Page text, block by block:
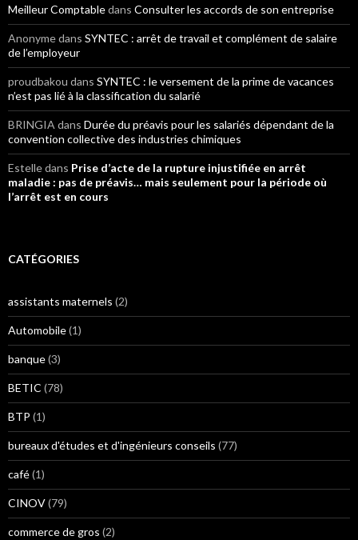
Meilleur Comptabledans Consulter les accords de son entreprise
Anonymedans SYNTEC : arrêt de travail et complément de salaire
de l’employeur
proudbakou dans SYNTEC : le versement de la prime de vacances
n’est pas lié à la classification du salarié
BRINGIA dans Durée du préavis pour les salariés dépendant de la
convention collective des industries chimiques
Estelledans Prise d’acte de la rupture injustifiée en arrêt
maladie : pas de préavis… mais seulement pour la période où
l’arrêt est en cours
CATÉGORIES
assistants maternels (2)
Automobile(1)
banque(3)
BETIC (78)
BTP (1)
bureaux d'études et d'ingénieurs conseils (77)
café(1)
CINOV(79)
commerce de gros (2)